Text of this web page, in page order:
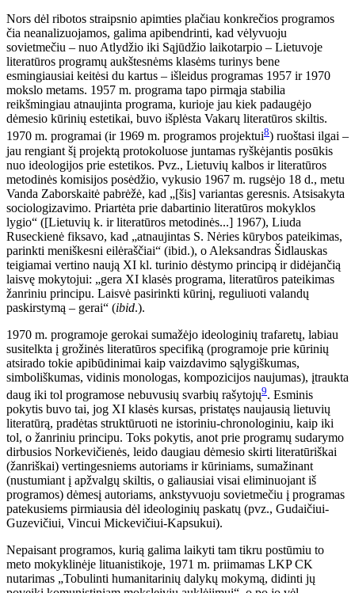
Nors dėl ribotos straipsnio apimties plačiau konkrečios programos
čia neanalizuojamos, galima apibendrinti, kad vėlyvuoju
sovietmečiu – nuo Atlydžio iki Sąjūdžio laikotarpio – Lietuvoje
literatūros programų aukštesnėms klasėms turinys bene
esmingiausiai keitėsi du kartus – išleidus programas 1957 ir 1970
mokslo metams. 1957 m. programa tapo pirmąja stabilia
reikšmingiau atnaujinta programa, kurioje jau kiek padaugėjo
dėmesio kūrinių estetikai, buvo išplėsta Vakarų literatūros skiltis.
1970 m. programai (ir 1969 m. programos projektui8) ruoštasi ilgai –
jau rengiant šį projektą protokoluose juntamas ryškėjantis posūkis
nuo ideologijos prie estetikos. Pvz., Lietuvių kalbos ir literatūros
metodinės komisijos posėdžio, vykusio 1967 m. rugsėjo 18 d., metu
Vanda Zaborskaitė pabrėžė, kad „[šis] variantas geresnis. Atsisakyta
sociologizavimo. Priartėta prie dabartinio literatūros mokyklos
lygio“ ([Lietuvių k. ir literatūros metodinės...] 1967), Liuda
Ruseckienė fiksavo, kad „atnaujintas S. Nėries kūrybos pateikimas,
parinkti meniškesni eilėraščiai“ (ibid.), o Aleksandras Šidlauskas
teigiamai vertino naują XI kl. turinio dėstymo principą ir didėjančią
laisvę mokytojui: „gera XI klasės programa, literatūros pateikimas
žanriniu principu. Laisvė pasirinkti kūrinį, reguliuoti valandų
paskirstymą – gerai“ (ibid.).
1970 m. programoje gerokai sumažėjo ideologinių trafaretų, labiau
susitelkta į grožinės literatūros specifiką (programoje prie kūrinių
atsirado tokie apibūdinimai kaip vaizdavimo sąlygiškumas,
simboliškumas, vidinis monologas, kompozicijos naujumas), įtraukta
daug iki tol programose nebuvusių svarbių rašytojų9. Esminis
pokytis buvo tai, jog XI klasės kursas, pristatęs naujausią lietuvių
literatūrą, pradėtas struktūruoti ne istoriniu-chronologiniu, kaip iki
tol, o žanriniu principu. Toks pokytis, anot prie programų sudarymo
dirbusios Norkevičienės, leido daugiau dėmesio skirti literatūriškai
(žanriškai) vertingesniems autoriams ir kūriniams, sumažinant
(nustumiant į apžvalgų skiltis, o galiausiai visai eliminuojant iš
programos) dėmesį autoriams, ankstyvuoju sovietmečiu į programas
patekusiems pirmiausia dėl ideologinių paskatų (pvz., Gudaičiui-
Guzevičiui, Vincui Mickevičiui-Kapsukui).
Nepaisant programos, kurią galima laikyti tam tikru postūmiu to
meto mokyklinėje lituanistikoje, 1971 m. priimamas LKP CK
nutarimas „Tobulinti humanitarinių dalykų mokymą, didinti jų